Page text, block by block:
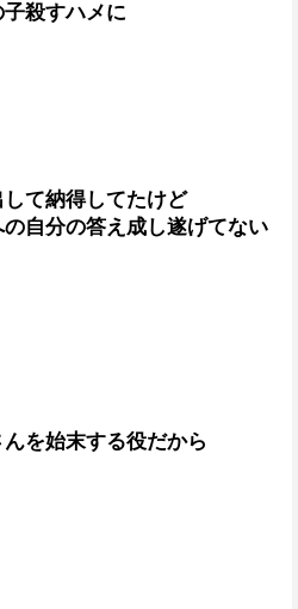
殺すハメに
て納得してたけど
自分の答え成し遂げてない
を始末する役だから